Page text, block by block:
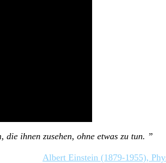
ihnen zusehen, ohne etwas zu tun. ”
Albert Einstein (1879-1955),